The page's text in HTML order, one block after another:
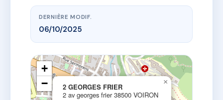
DERNIÈRE MODIF.
06/10/2025
2 GEORGES FRIER
2 av georges frier 38500 VOIRON
×
+
−